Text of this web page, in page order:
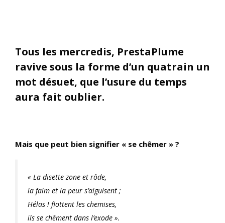
Tous les mercredis, PrestaPlume
ravive sous la forme d’un quatrain un
mot désuet, que l’usure du temps
aura fait oublier.
Mais que peut bien signifier « se chêmer » ?
« La disette zone et rôde,
la faim et la peur s’aiguisent ;
Hélas ! flottent les chemises,
ils se chêment dans l’exode ».